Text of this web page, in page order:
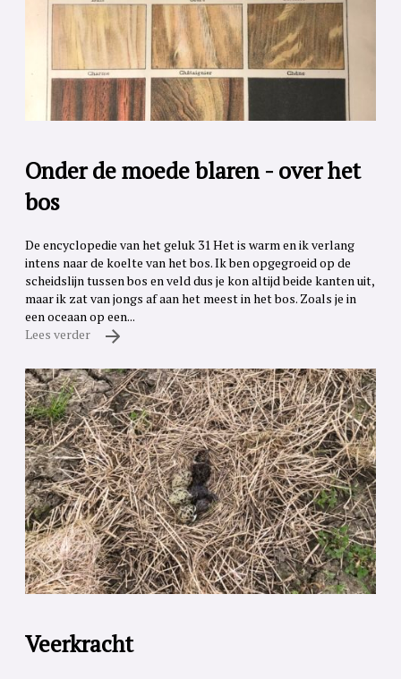
Onder de moede blaren - over het
bos
De encyclopedie van het geluk 31 Het is warm en ik verlang
intens naar de koelte van het bos. Ik ben opgegroeid op de
scheidslijn tussen bos en veld dus je kon altijd beide kanten uit,
maar ik zat van jongs af aan het meest in het bos. Zoals je in
een oceaan op een...
Lees verder
Veerkracht